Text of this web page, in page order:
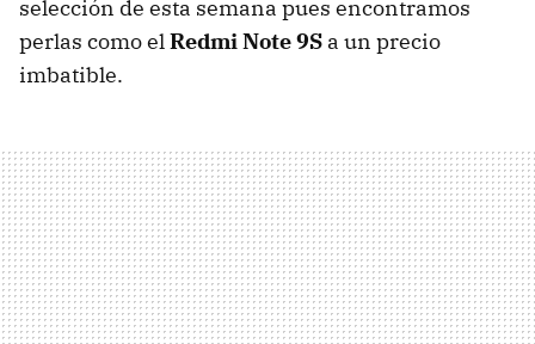
selección de esta semana pues encontramos
perlas como elRedmi Note 9S a un precio
imbatible.